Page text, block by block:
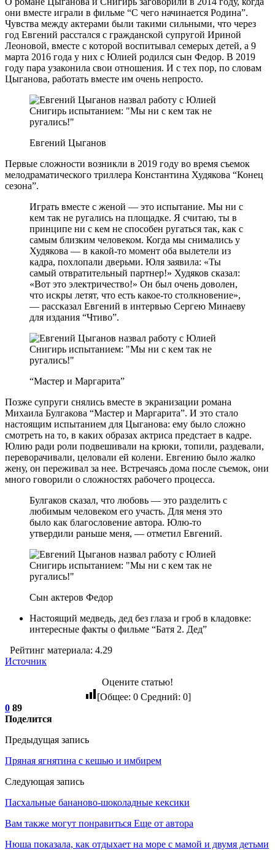
они вместе играли в фильме “С чего начинается Родина”.
Чувства между актерами были такими сильными, что через
год Евгений расстался с гражданской супругой Ириной
Леоновой, вместе с которой воспитывал семерых детей, а 9
марта 2016 года у них с Юлией родился сын Федор. В 2019
году пара узаконила свои отношения. И с тех пор, по словам
Цыганова, работать вместе им очень непросто.
Евгений Цыганов
Первые сложности возникли в 2019 году во время съемок
мелодраматического триллера Константина Худякова “Конец
сезона”.
Играть вместе с женой — это испытание. Мы ни с
кем так не ругались на площадке. Я считаю, ты в
принципе ни с кем не способен ругаться так, как с
самым близким человеком. Когда мы снимались у
Худякова — в какой-то момент оба вылетели из
кадра, похлопали дверьми. Юля заявила: «Ты
самый отвратительный партнер!» Худяков сказал:
«Вот это электричество!» Он был очень доволен,
что искры летят, что есть какое-то столкновение»,
— рассказал Евгений в интервью Сергею Минаеву
для издания “Чтиво”.
“Мастер и Маргарита”
Позже супруги снялись вместе в экранизации романа
Михаила Булгакова “Мастер и Маргарита”. И это стало
настоящим испытанием для Цыганова: ему было сложно
смотреть на то, в каких образах актриса предстает в кадре.
Юлию ради роли подвешивали на крюки, топили, раздевали,
переворачивали, целовали ей колени. Евгению было жалко
жену, он переживал за нее. Встречаясь дома после съемок, они
много говорили о сложностях рабочего процесса.
Булгаков сказал, что любовь — это разделить с
любимым человеком его участь. Для меня это
было как благословение автора. Юлю-то
утвердили раньше меня, — отметил Евгений.
Сын актеров Федор
Настоящий медведь, дед без глаза и гроб в кладовке:
интересные факты о фильме “Батя 2. Дед”
Рейтинг материала: 4.29
Источник
Оцените статью!
[Общее: 0Средний: 0]
0 89
Поделится
Предыдущая запись
Пряная ягнятина с кешью и имбирем
Следующая запись
Пасхальные бананово-шоколадные кексики
Вам также могут понравиться Еще от автора
Нюша показала, как отдыхает на море с мамой и двумя детьми